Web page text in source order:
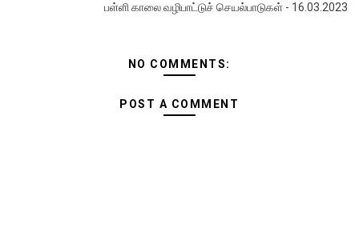
பள்ளி காலை வழிபாட்டுச் செயல்பாடுகள் - 16.03.2023
NO COMMENTS:
POST A COMMENT